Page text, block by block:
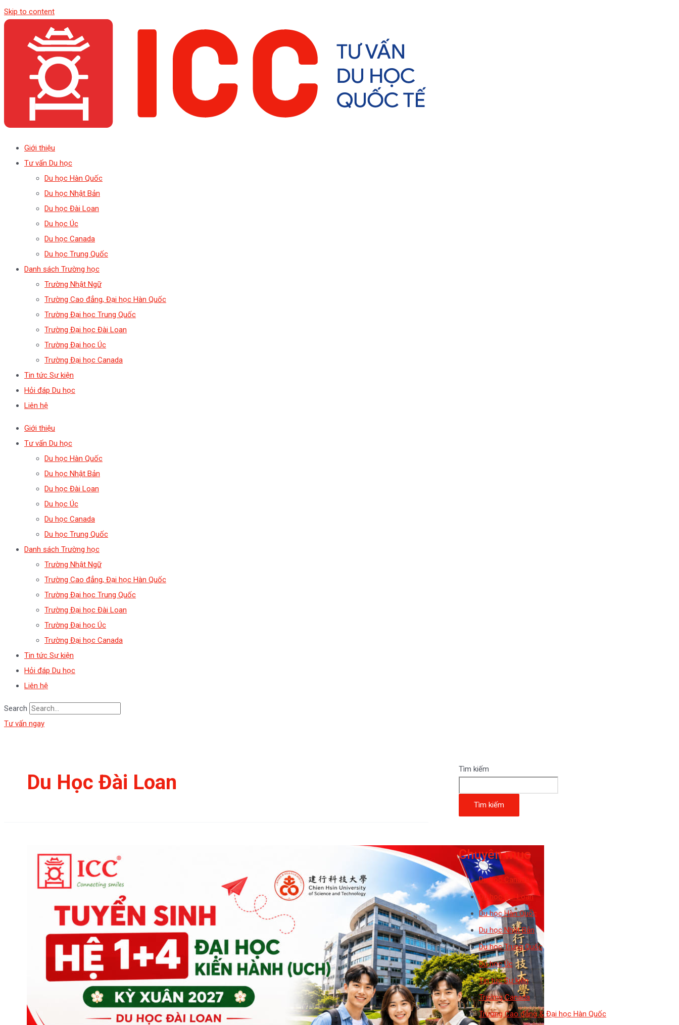
Skip to content
Giới thiệu
Tư vấn Du học
Du học Hàn Quốc
Du học Nhật Bản
Du học Đài Loan
Du học Úc
Du học Canada
Du học Trung Quốc
Danh sách Trường học
Trường Nhật Ngữ
Trường Cao đẳng, Đại học Hàn Quốc
Trường Đại học Trung Quốc
Trường Đại học Đài Loan
Trường Đại học Úc
Trường Đại học Canada
Tin tức Sự kiện
Hỏi đáp Du học
Liên hệ
Giới thiệu
Tư vấn Du học
Du học Hàn Quốc
Du học Nhật Bản
Du học Đài Loan
Du học Úc
Du học Canada
Du học Trung Quốc
Danh sách Trường học
Trường Nhật Ngữ
Trường Cao đẳng, Đại học Hàn Quốc
Trường Đại học Trung Quốc
Trường Đại học Đài Loan
Trường Đại học Úc
Trường Đại học Canada
Tin tức Sự kiện
Hỏi đáp Du học
Liên hệ
Search
Tư vấn ngay
Du Học Đài Loan
Tìm kiếm
Tìm kiếm
Chuyên mục
Du học Canada
Du học Đài Loan
Du học Hàn Quốc
Du học Nhật Bản
Du học Trung Quốc
Du học Úc
Tin tức Sự kiện
Trường Canada
Trường Cao đẳng & Đại học Hàn Quốc